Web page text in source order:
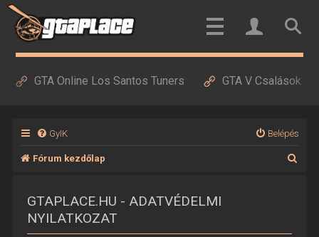
GTA Online Los Santos Tuners GTA V Csalások
GyIK Belépés
Fórum kezdőlap
GTAPLACE.HU - ADATVÉDELMI
NYILATKOZAT